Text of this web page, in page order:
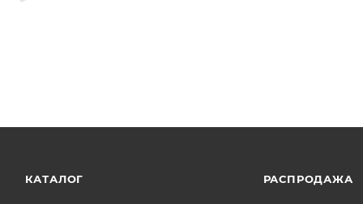
КАТАЛОГ РАСПРОДАЖА